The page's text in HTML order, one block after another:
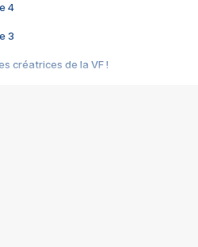
4
3
créatrices de la VF !